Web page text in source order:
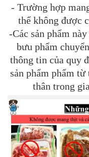
- Trường hợp
thể không được
-Các sản phẩm
bưu phẩm
thông tin của quy
sản phẩm phẩm
thân trong